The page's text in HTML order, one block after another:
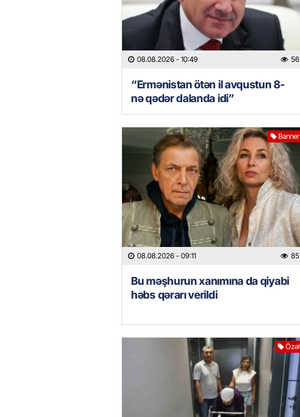
08.08.2026 - 10:49 56
“Ermənistan ötən il avqustun 8-
nə qədər dalanda idi”
Banner
08.08.2026 - 09:11 85
Bu məşhurun xanımına da qiyabi
həbs qərarı verildi
Özəl